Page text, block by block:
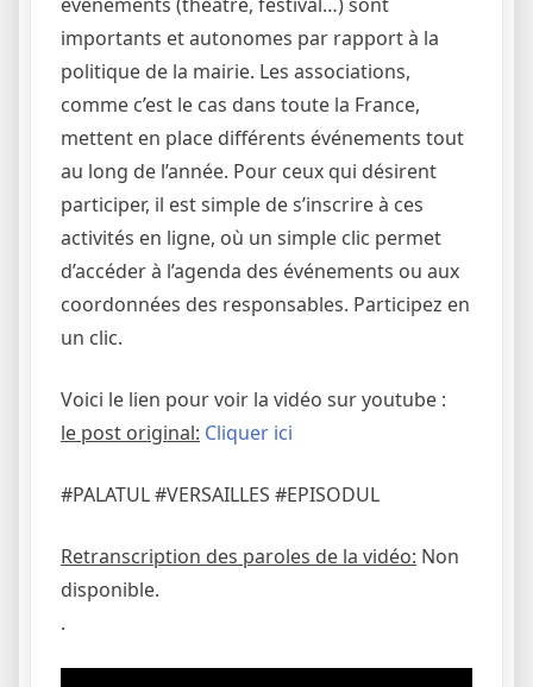
importants et autonomes par rapport à la
politique de la mairie. Les associations,
comme c’est le cas dans toute la France,
mettent en place différents événements tout
au long de l’année. Pour ceux qui désirent
participer, il est simple de s’inscrire à ces
activités en ligne, où un simple clic permet
d’accéder à l’agenda des événements ou aux
coordonnées des responsables. Participez en
un clic.
Voici le lien pour voir la vidéo sur youtube :
le post original: Cliquer ici
#PALATUL #VERSAILLES #EPISODUL
Retranscription des paroles de la vidéo: Non
disponible.
.